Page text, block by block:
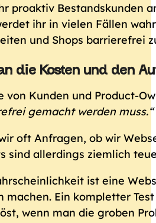
proaktiv Bestandskunden
ihr in vielen Fällen
und Shops barrierefrei
die Kosten und den
von Kunden und Product-
gemacht werden muss.“
oft Anfragen, ob wir
sind allerdings ziemlich
ist eine
machen. Ein kompletter
wenn man die groben